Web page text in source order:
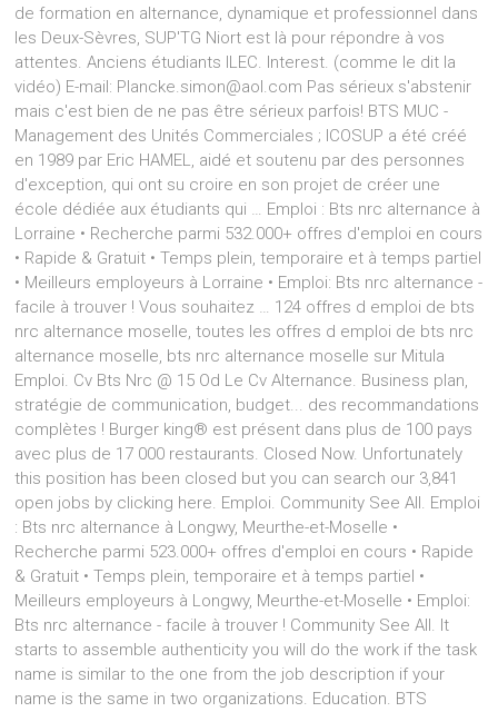
de formation en alternance, dynamique et professionnel dans
les Deux-Sèvres, SUP'TG Niort est là pour répondre à vos
attentes. Anciens étudiants ILEC. Interest. (comme le dit la
vidéo) E-mail: Plancke.simon@aol.com Pas sérieux s'abstenir
mais c'est bien de ne pas être sérieux parfois! BTS MUC -
Management des Unités Commerciales ; ICOSUP a été créé
en 1989 par Eric HAMEL, aidé et soutenu par des personnes
d'exception, qui ont su croire en son projet de créer une
école dédiée aux étudiants qui … Emploi : Bts nrc alternance à
Lorraine • Recherche parmi 532.000+ offres d'emploi en cours
• Rapide & Gratuit • Temps plein, temporaire et à temps partiel
• Meilleurs employeurs à Lorraine • Emploi: Bts nrc alternance -
facile à trouver ! Vous souhaitez … 124 offres d emploi de bts
nrc alternance moselle, toutes les offres d emploi de bts nrc
alternance moselle, bts nrc alternance moselle sur Mitula
Emploi. Cv Bts Nrc @ 15 Od Le Cv Alternance. Business plan,
stratégie de communication, budget... des recommandations
complètes ! Burger king® est présent dans plus de 100 pays
avec plus de 17 000 restaurants. Closed Now. Unfortunately
this position has been closed but you can search our 3,841
open jobs by clicking here. Emploi. Community See All. Emploi
: Bts nrc alternance à Longwy, Meurthe-et-Moselle •
Recherche parmi 523.000+ offres d'emploi en cours • Rapide
& Gratuit • Temps plein, temporaire et à temps partiel •
Meilleurs employeurs à Longwy, Meurthe-et-Moselle • Emploi:
Bts nrc alternance - facile à trouver ! Community See All. It
starts to assemble authenticity you will do the work if the task
name is similar to the one from the job description if your
name is the same in two organizations. Education. BTS